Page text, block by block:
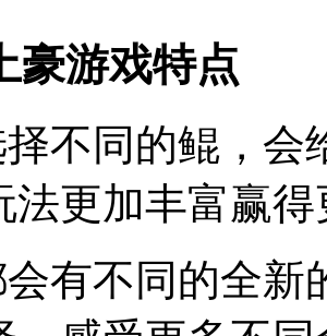
豪游戏特点
择不同的鲲，
法更加丰富赢
有不同的全